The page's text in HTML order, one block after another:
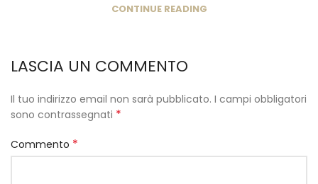
CONTINUE READING
LASCIA UN COMMENTO
Il tuo indirizzo email non sarà pubblicato. I campi obbligatori
sono contrassegnati *
Commento *